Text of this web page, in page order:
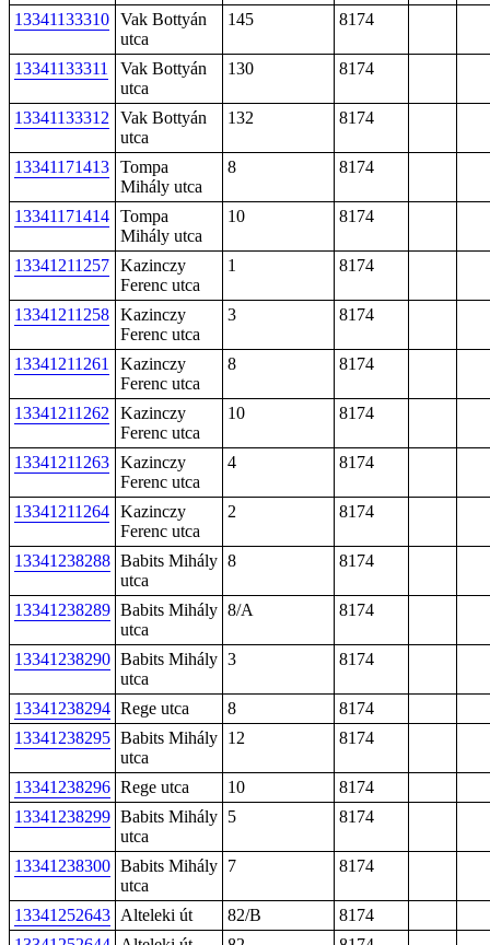
13341133310 Vak Bottyán
utca
145 8174
13341133311
Vak Bottyán
utca
130 8174
13341133312
Vak Bottyán
utca
132 8174
13341171413 Tompa
Mihály utca
8 8174
13341171414 Tompa
Mihály utca
10 8174
13341211257 Kazinczy
Ferenc utca
1 8174
13341211258 Kazinczy
Ferenc utca
3 8174
13341211261
Kazinczy
Ferenc utca
8 8174
13341211262
Kazinczy
Ferenc utca
10 8174
13341211263 Kazinczy
Ferenc utca
4 8174
13341211264 Kazinczy
Ferenc utca
2 8174
13341238288 Babits Mihály
utca
8 8174
13341238289 Babits Mihály
utca
8/A 8174
13341238290 Babits Mihály
utca
3 8174
13341238294 Rege utca 8
8174
13341238295 Babits Mihály
utca
12 8174
13341238296 Rege utca 10
8174
13341238299 Babits Mihály
utca
5 8174
13341238300 Babits Mihály
utca
7 8174
13341252643 Alteleki út 82/B
8174